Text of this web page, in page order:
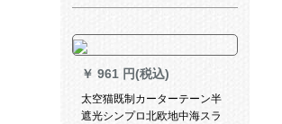
书房出窓カーリング3149-静
テムシステム
￥ 961 円(税込)
太空猫既制カーターテーン半
遮光シンプロ北欧地中海スラ